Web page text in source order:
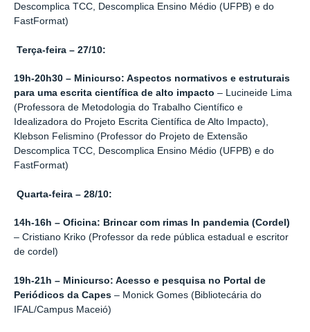
Descomplica TCC, Descomplica Ensino Médio (UFPB) e do
FastFormat)
Terça-feira – 27/10:
19h-20h30 – Minicurso: Aspectos normativos e estruturais
para uma escrita científica de alto impacto – Lucineide Lima
(Professora de Metodologia do Trabalho Científico e
Idealizadora do Projeto Escrita Científica de Alto Impacto),
Klebson Felismino (Professor do Projeto de Extensão
Descomplica TCC, Descomplica Ensino Médio (UFPB) e do
FastFormat)
Quarta-feira – 28/10:
14h-16h – Oficina: Brincar com rimas In pandemia (Cordel)
– Cristiano Kriko (Professor da rede pública estadual e escritor
de cordel)
19h-21h – Minicurso: Acesso e pesquisa no Portal de
Periódicos da Capes – Monick Gomes (Bibliotecária do
IFAL/Campus Maceió)